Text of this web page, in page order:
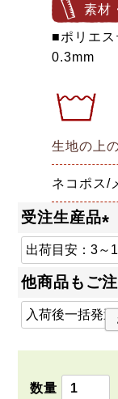
素材
■ポリエ
0.3mm
生地の上
ネコポス/
受注生産品
(
必
)
他商品もご